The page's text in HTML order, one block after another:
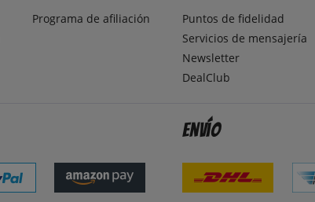
Programa de afiliación
Puntos de fidelidad
Servicios de mensajería
Newsletter
DealClub
Envío